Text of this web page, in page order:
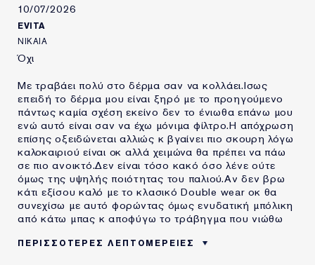
10/07/2026
EVITA
ΝΙΚΑΙΑ
Όχι
Με τραβάει πολύ στο δέρμα σαν να κολλάει.Ισως
επειδή το δέρμα μου είναι ξηρό με το προηγούμενο
πάντως καμία σχέση εκείνο δεν το ένιωθα επάνω μου
ενώ αυτό είναι σαν να έχω μόνιμα φίλτρο.Η απόχρωση
επίσης οξειδώνεται αλλιώς κ βγαίνει πιο σκουρη λόγω
καλοκαιριού είναι οκ αλλά χειμώνα θα πρέπει να πάω
σε πιο ανοικτό.Δεν είναι τόσο κακό όσο λένε ούτε
όμως της υψηλής ποιότητας του παλιού.Αν δεν βρω
κάτι εξίσου καλό με το κλασικό Double wear οκ θα
συνεχίσω με αυτό φορώντας όμως ενυδατική μπόλικη
από κάτω μπας κ αποφύγω το τράβηγμα που νιώθω
ΠΕΡΙΣΣΌΤΕΡΕΣ ΛΕΠΤΟΜΈΡΕΙΕΣ